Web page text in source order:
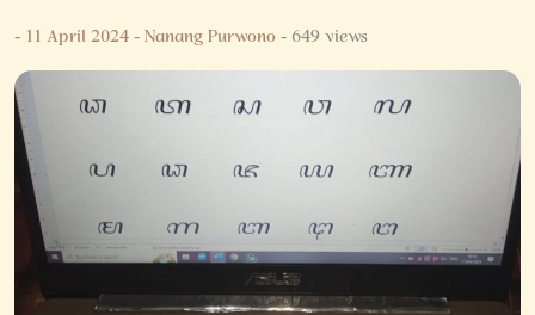
-11 April 2024-Nanang Purwono- 649 views